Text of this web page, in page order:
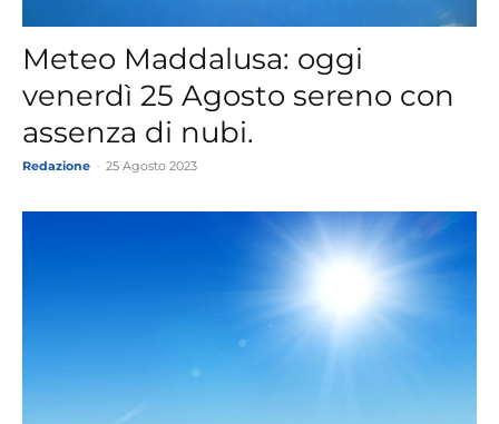
Meteo Maddalusa: oggi
venerdì 25 Agosto sereno con
assenza di nubi.
Redazione 25 Agosto 2023